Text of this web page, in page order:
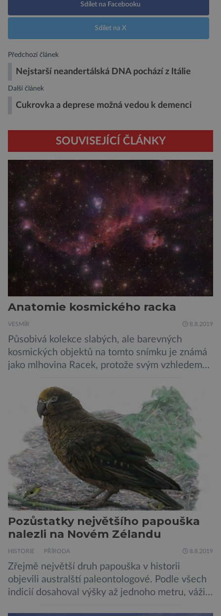
Sdílet na Facebooku
Sdílet na X
Předchozí článek
Nejstarší neandertálská DNA pochází z Itálie
Další článek
Cukrovka a deprese možná vedou k demenci
SOUVISEJÍCÍ ČLÁNKY
Anatomie kosmického racka
VESMÍR 8.8.2019
Působivá kolekce slabých, ale barevných
kosmických objektů na tomto snímku je známá
jako mlhovina Racek, protože svým vzhledem
prachu, vodíku, hélia a malého množství těžších
chemických prvků. Celá oblast je místem zrodu
nových hvězd. Mimořádné rozlišení tohoto
záběru pořízeného pomocí přehlídkového
teleskopu ESO/VST odhaluje detaily
jednotlivých astronomických objektů, […]
Pozůstatky největšího papouška
nalezli na Novém Zélandu
HISTORIE PŘÍRODA 8.8.2019
Zřejmě největší druh papouška v historii
objevili australští paleontologové. Podle všech
indicií dosahoval výšky až jednoho metru, vážil